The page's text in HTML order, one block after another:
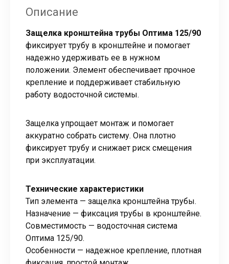
Описание
Защелка кронштейна трубы Оптима 125/90
фиксирует трубу в кронштейне и помогает
надежно удерживать ее в нужном
положении. Элемент обеспечивает прочное
крепление и поддерживает стабильную
работу водосточной системы.
Защелка упрощает монтаж и помогает
аккуратно собрать систему. Она плотно
фиксирует трубу и снижает риск смещения
при эксплуатации.
Технические характеристики
Тип элемента — защелка кронштейна трубы.
Назначение — фиксация трубы в кронштейне.
Совместимость — водосточная система
Оптима 125/90.
Особенности — надежное крепление, плотная